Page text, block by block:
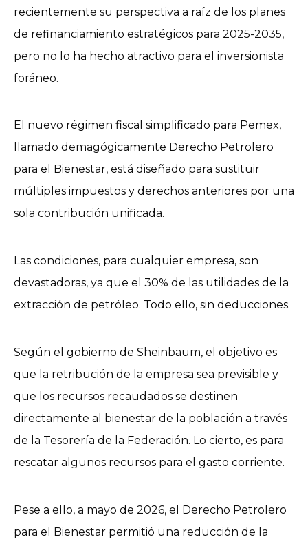
recientemente su perspectiva a raíz de los planes
de refinanciamiento estratégicos para 2025-2035,
pero no lo ha hecho atractivo para el inversionista
foráneo.
El nuevo régimen fiscal simplificado para Pemex,
llamado demagógicamente Derecho Petrolero
para el Bienestar, está diseñado para sustituir
múltiples impuestos y derechos anteriores por una
sola contribución unificada.
Las condiciones, para cualquier empresa, son
devastadoras, ya que el 30% de las utilidades de la
extracción de petróleo. Todo ello, sin deducciones.
Según el gobierno de Sheinbaum, el objetivo es
que la retribución de la empresa sea previsible y
que los recursos recaudados se destinen
directamente al bienestar de la población a través
de la Tesorería de la Federación. Lo cierto, es para
rescatar algunos recursos para el gasto corriente.
Pese a ello, a mayo de 2026, el Derecho Petrolero
para el Bienestar permitió una reducción de la